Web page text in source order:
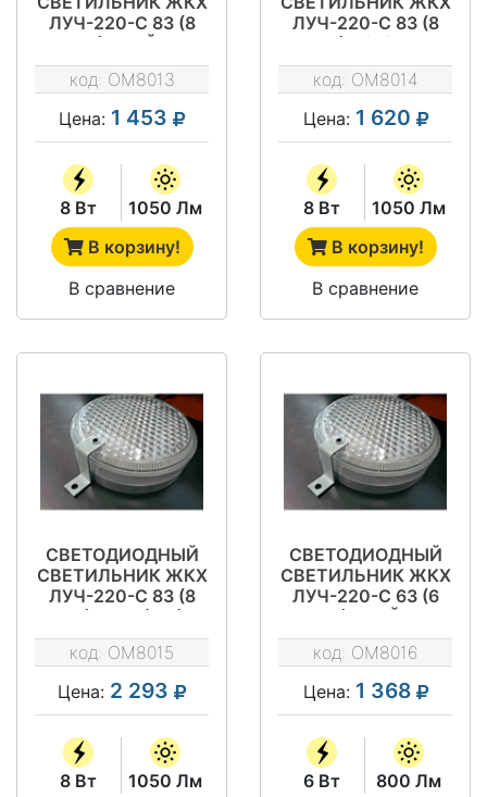
ЛУЧ-220-С 83 (8
ВТ) ДРАЙВ
код: OM8013
Цена: 1 453
8 Вт
1050 Лм
В корзину!
В сравнение
ЛУЧ-220-С 83 (8
ВТ) А/Ф/ФА
НАЛИЧИЕ
ДЕЖУРНОГО
РЕЖИМА (Д)
ДРАЙВ
код: OM8014
Цена: 1 620
8 Вт
1050 Лм
В корзину!
В сравнение
СВЕТОДИОДНЫЙ
СВЕТИЛЬНИК ЖКХ
ЛУЧ-220-С 83 (8
ВТ) МВФ (МВ)
ДРАЙВ
код: OM8015
Цена: 2 293
8 Вт
1050 Лм
СВЕТОДИОДНЫЙ
СВЕТИЛЬНИК ЖКХ
ЛУЧ-220-С 63 (6
ВТ) ДРАЙВ
код: OM8016
Цена: 1 368
6 Вт
800 Лм